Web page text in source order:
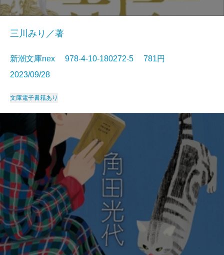
三川みり／著
新潮文庫nex 978-4-10-180272-5 781円
2023/09/28
文庫電子書籍あり